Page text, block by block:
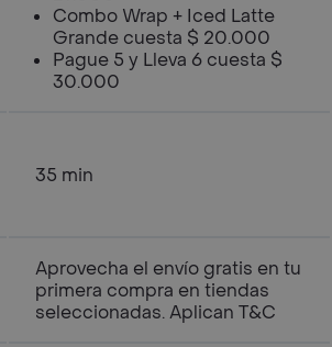
Combo Wrap + Iced Latte
Grande cuesta $ 20.000
Pague 5 y Lleva 6 cuesta $
30.000
35 min
Aprovecha el envío gratis en tu
primera compra en tiendas
seleccionadas. Aplican T&C